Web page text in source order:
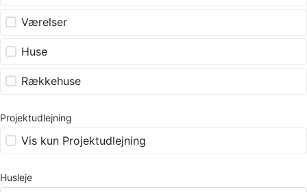
Værelser
Huse
Rækkehuse
Projektudlejning
Vis kun Projektudlejning
Husleje